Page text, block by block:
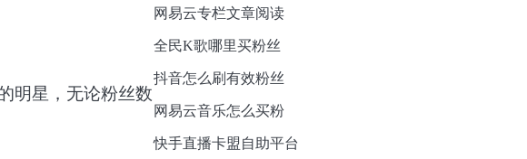
明星，无论粉丝数
网易云专栏文章阅读
全民K歌哪里买粉丝
抖音怎么刷有效粉丝
网易云音乐怎么买粉
快手直播卡盟自助平台